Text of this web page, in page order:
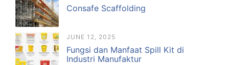
Consafe Scaffolding
JUNE 12, 2025
Fungsi dan Manfaat Spill Kit di
Industri Manufaktur